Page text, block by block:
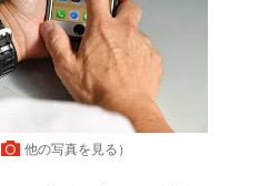
他の写真を見る ）